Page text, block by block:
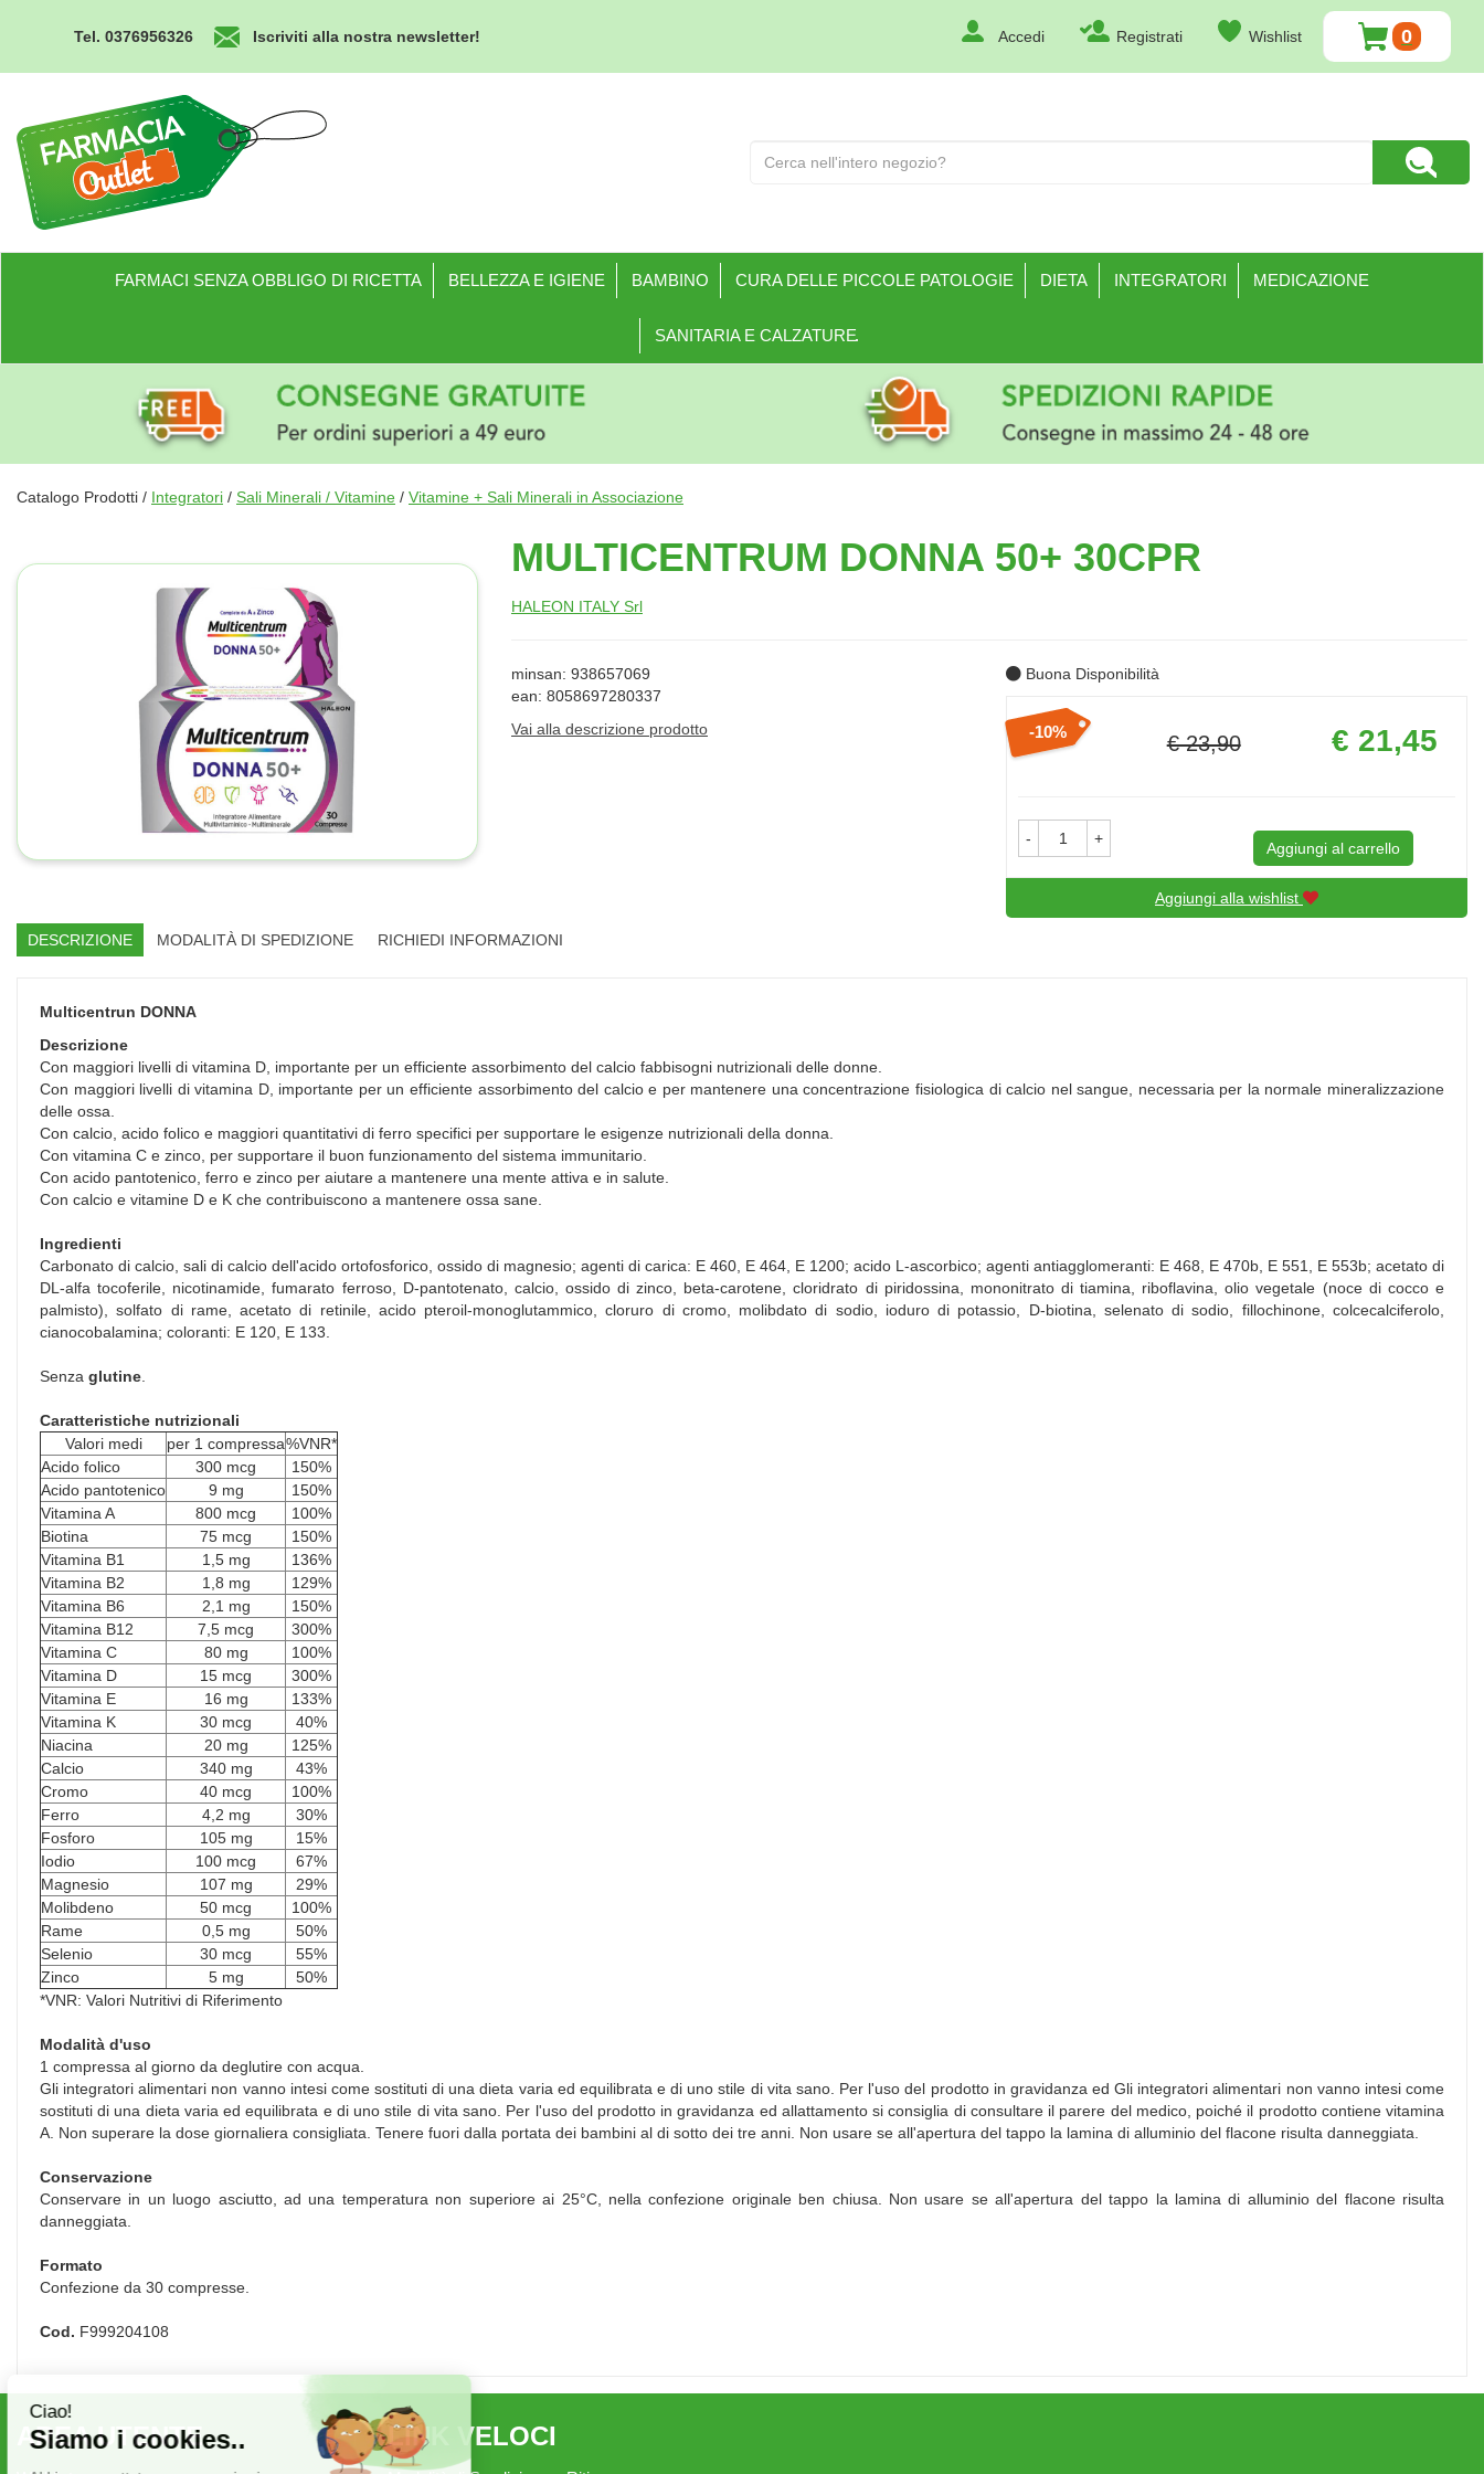
principale
Tel. 0376956326 Iscriviti alla nostra newsletter! Accedi Registrati Wishlist 0
ARTICOLI
INSERITI
Outlet
Prodotto
Cerca
FARMACI SENZA OBBLIGO DI RICETTA BELLEZZA E IGIENE BAMBINO CURA DELLE PICCOLE PATOLOGIE DIETA INTEGRATORI MEDICAZIONE
SANITARIA E CALZATURE
Catalogo Prodotti / Integratori / Sali Minerali / Vitamine / Vitamine + Sali Minerali in Associazione
MULTICENTRUM DONNA 50+ 30CPR
HALEON ITALY Srl
minsan: 938657069
ean: 8058697280337
Vai alla descrizione prodotto
Buona Disponibilità
Sconto
10%
€ 23,90
Prezzo
scontato
€ 21,45
- +
Aggiungi al carrello
Aggiungi alla wishlist
DESCRIZIONE MODALITÀ DI SPEDIZIONE RICHIEDI INFORMAZIONI
Multicentrun DONNA
Descrizione
Con maggiori livelli di vitamina D, importante per un efficiente assorbimento del calcio fabbisogni nutrizionali delle donne.
Con maggiori livelli di vitamina D, importante per un efficiente assorbimento del calcio e per mantenere una concentrazione fisiologica di calcio nel sangue, necessaria per la normale mineralizzazione
delle ossa.
Con calcio, acido folico e maggiori quantitativi di ferro specifici per supportare le esigenze nutrizionali della donna.
Con vitamina C e zinco, per supportare il buon funzionamento del sistema immunitario.
Con acido pantotenico, ferro e zinco per aiutare a mantenere una mente attiva e in salute.
Con calcio e vitamine D e K che contribuiscono a mantenere ossa sane.
Ingredienti
Carbonato di calcio, sali di calcio dell'acido ortofosforico, ossido di magnesio; agenti di carica: E 460, E 464, E 1200; acido L-ascorbico; agenti antiagglomeranti: E 468, E 470b, E 551, E 553b; acetato di
DL-alfa tocoferile, nicotinamide, fumarato ferroso, D-pantotenato, calcio, ossido di zinco, beta-carotene, cloridrato di piridossina, mononitrato di tiamina, riboflavina, olio vegetale (noce di cocco e
palmisto), solfato di rame, acetato di retinile, acido pteroil-monoglutammico, cloruro di cromo, molibdato di sodio, ioduro di potassio, D-biotina, selenato di sodio, fillochinone, colcecalciferolo,
cianocobalamina; coloranti: E 120, E 133.
Senza glutine.
Caratteristiche nutrizionali
Valori medi
per 1 compressa%VNR*
Acido folico
300 mcg
150%
Acido pantotenico
9 mg
150%
Vitamina A
800 mcg
100%
Biotina
75 mcg
150%
Vitamina B1
1,5 mg
136%
Vitamina B2
1,8 mg
129%
Vitamina B6
2,1 mg
150%
Vitamina B12
7,5 mcg
300%
Vitamina C
80 mg
100%
Vitamina D
15 mcg
300%
Vitamina E
16 mg
133%
Vitamina K
30 mcg
40%
Niacina
20 mg
125%
Calcio
340 mg
43%
Cromo
40 mcg
100%
Ferro
4,2 mg
30%
Fosforo
105 mg
15%
Iodio
100 mcg
67%
Magnesio
107 mg
29%
Molibdeno
50 mcg
100%
Rame
0,5 mg
50%
Selenio
30 mcg
55%
Zinco
5 mg
50%
*VNR: Valori Nutritivi di Riferimento
Modalità d'uso
1 compressa al giorno da deglutire con acqua.
Gli integratori alimentari non vanno intesi come sostituti di una dieta varia ed equilibrata e di uno stile di vita sano. Per l'uso del prodotto in gravidanza ed Gli integratori alimentari non vanno intesi come
sostituti di una dieta varia ed equilibrata e di uno stile di vita sano. Per l'uso del prodotto in gravidanza ed allattamento si consiglia di consultare il parere del medico, poiché il prodotto contiene vitamina
A. Non superare la dose giornaliera consigliata. Tenere fuori dalla portata dei bambini al di sotto dei tre anni. Non usare se all'apertura del tappo la lamina di alluminio del flacone risulta danneggiata.
Conservazione
Conservare in un luogo asciutto, ad una temperatura non superiore ai 25°C, nella confezione originale ben chiusa. Non usare se all'apertura del tappo la lamina di alluminio del flacone risulta
danneggiata.
Formato
Confezione da 30 compresse.
Cod. F999204108
AREA UTENTE LINK VELOCI